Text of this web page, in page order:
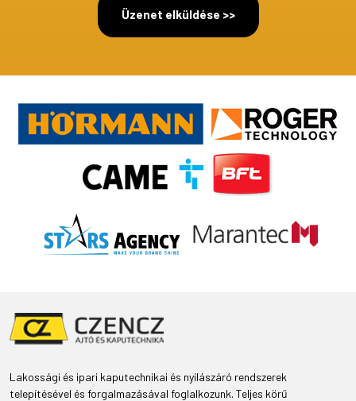
Lakossági és ipari kaputechnikai és nyílászáró rendszerek
telepítésével és forgalmazásával foglalkozunk. Teljes körű